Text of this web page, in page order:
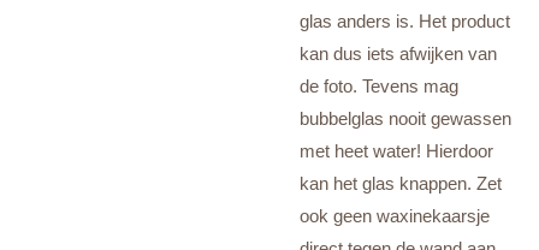
glas anders is. Het product
kan dus iets afwijken van
de foto. Tevens mag
bubbelglas nooit gewassen
met heet water! Hierdoor
kan het glas knappen. Zet
ook geen waxinekaarsje